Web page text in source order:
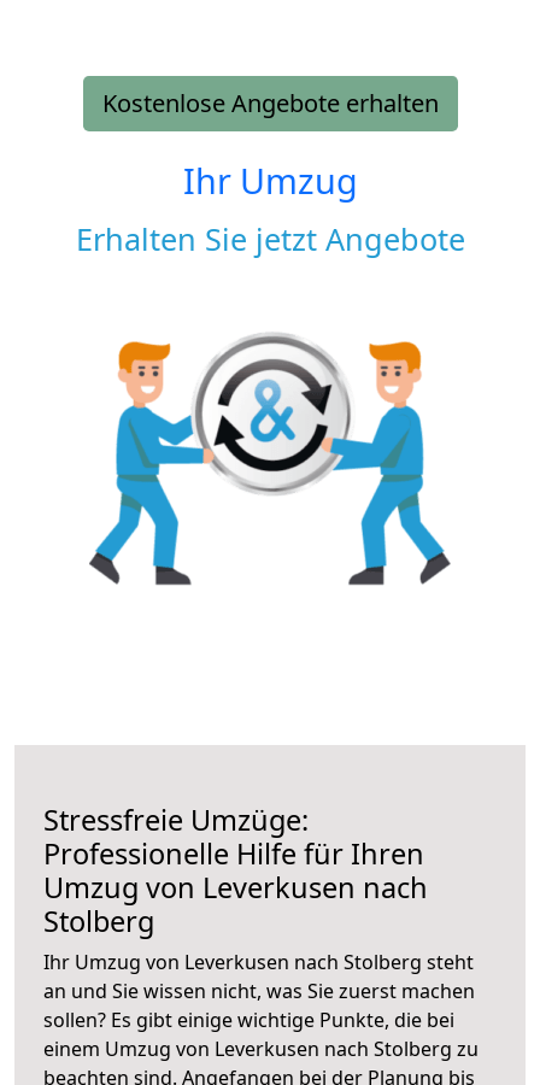
Kostenlose Angebote erhalten
Ihr Umzug
Erhalten Sie jetzt Angebote
Stressfreie Umzüge:
Professionelle Hilfe für Ihren
Umzug von Leverkusen nach
Stolberg
Ihr Umzug von Leverkusen nach Stolberg steht
an und Sie wissen nicht, was Sie zuerst machen
sollen? Es gibt einige wichtige Punkte, die bei
einem Umzug von Leverkusen nach Stolberg zu
beachten sind. Angefangen bei der Planung bis